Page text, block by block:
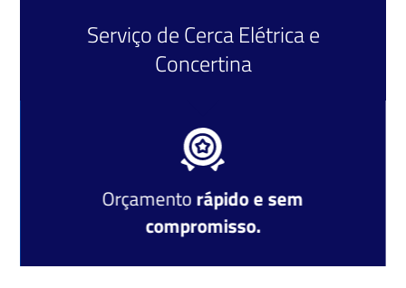
Serviço deCerca Elétricae
Concertina
Orçamentorápido e sem
compromisso.